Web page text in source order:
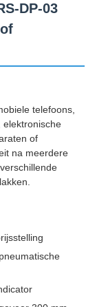
DP-03
telefoons,
elektronische
of
na meerdere